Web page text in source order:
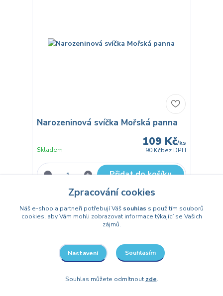
Narozeninová svíčka Mořská panna
109 Kč/ks
90 Kčbez DPH
Skladem
Přidat do košíku
Zpracování cookies
Náš e-shop a partneři potřebují Váš souhlas s použitím souborů
cookies, aby Vám mohli zobrazovat informace týkající se Vašich
zájmů.
Nastavení Souhlasím
Souhlas můžete odmítnout zde.